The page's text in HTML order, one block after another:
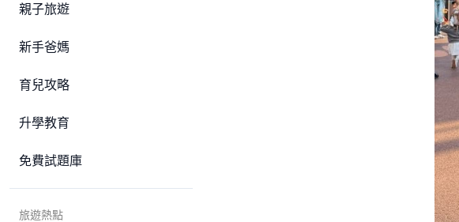
親子旅遊
新手爸媽
育兒攻略
升學教育
免費試題庫
旅遊熱點